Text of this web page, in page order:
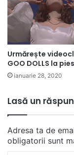
Urmărește
GOO DOLLS la
ianuarie 28, 2020
Lasă un
Adresa ta de
obligatorii sunt